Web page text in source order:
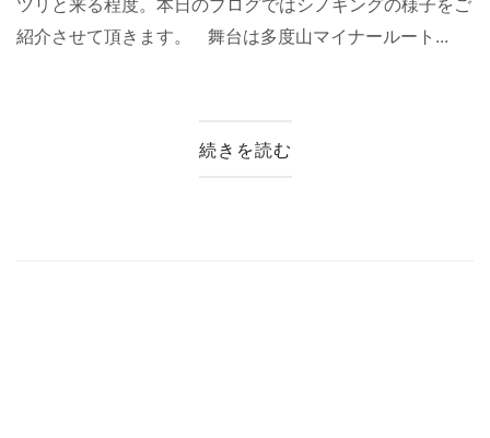
ツリと来る程度。本日のブログではシノギングの様子をご
紹介させて頂きます。 舞台は多度山マイナールート...
続きを読む